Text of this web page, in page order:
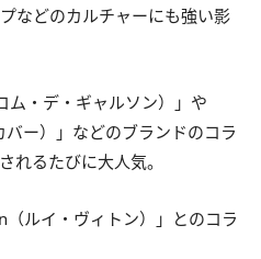
などのカルチャーにも強い影
ム・デ・ギャルソン）」や
バー）」などのブランドのコラ
れるたびに大人気。
ルイ・ヴィトン）」とのコラ